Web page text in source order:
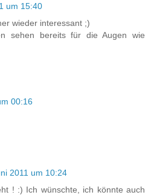
um 15:40
wieder interessant ;)
sehen bereits für die Augen wie
00:16
2011 um 10:24
! :) Ich wünschte, ich könnte auch